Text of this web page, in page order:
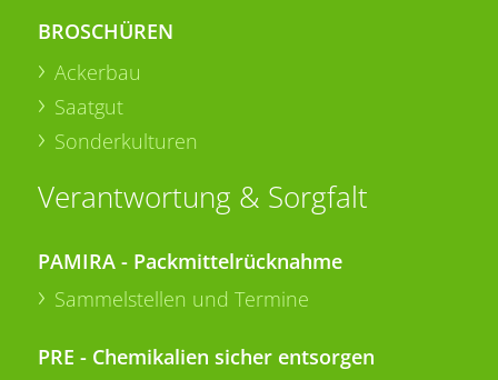
BROSCHÜREN
Ackerbau
Saatgut
Sonderkulturen
Verantwortung & Sorgfalt
PAMIRA - Packmittelrücknahme
Sammelstellen und Termine
PRE - Chemikalien sicher entsorgen